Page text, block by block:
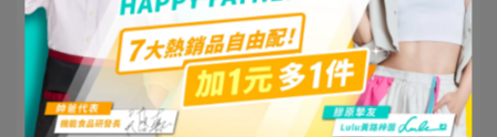
安全性考量
在安全性方面，兩者都被認為是安全的，但還是有
一些細微差異需要注意：
波蘭鷹嘴豆：由於其植物來源，波蘭鷹嘴豆K2很少